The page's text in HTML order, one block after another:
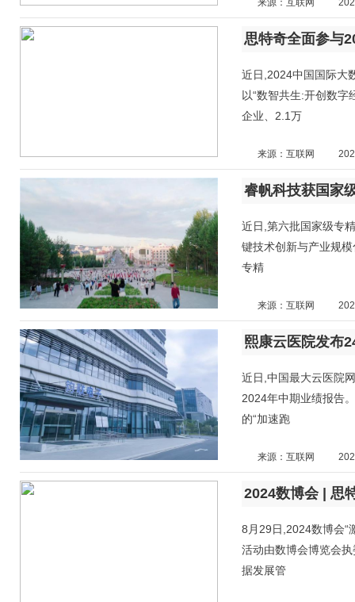
来源：互联网
近日,2024中国国际大
以“数智共生:开创数
企业、2.1万
来源：互联网
睿帆科技获国家
近日,第六批国家级专
键技术创新与产业规
专精
来源：互联网
近日,中国最大云医院
2024年中期业绩报告
的“加速跑
来源：互联网
8月29日,2024数博会“
活动由数博会博览会
据发展管